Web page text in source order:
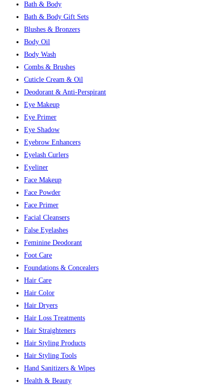
Bath & Body
Bath & Body Gift Sets
Blushes & Bronzers
Body Oil
Body Wash
Combs & Brushes
Cuticle Cream & Oil
Deodorant & Anti-Perspirant
Eye Makeup
Eye Primer
Eye Shadow
Eyebrow Enhancers
Eyelash Curlers
Eyeliner
Face Makeup
Face Powder
Face Primer
Facial Cleansers
False Eyelashes
Feminine Deodorant
Foot Care
Foundations & Concealers
Hair Care
Hair Color
Hair Dryers
Hair Loss Treatments
Hair Straighteners
Hair Styling Products
Hair Styling Tools
Hand Sanitizers & Wipes
Health & Beauty